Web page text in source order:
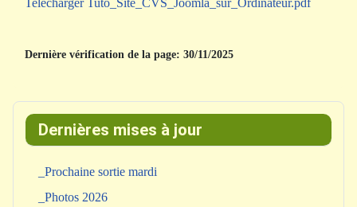
Telecharger Tuto_Site_CVS_Joomla_sur_Ordinateur.pdf
Dernière vérification de la page: 30/11/2025
Dernières mises à jour
_Prochaine sortie mardi
_Photos 2026